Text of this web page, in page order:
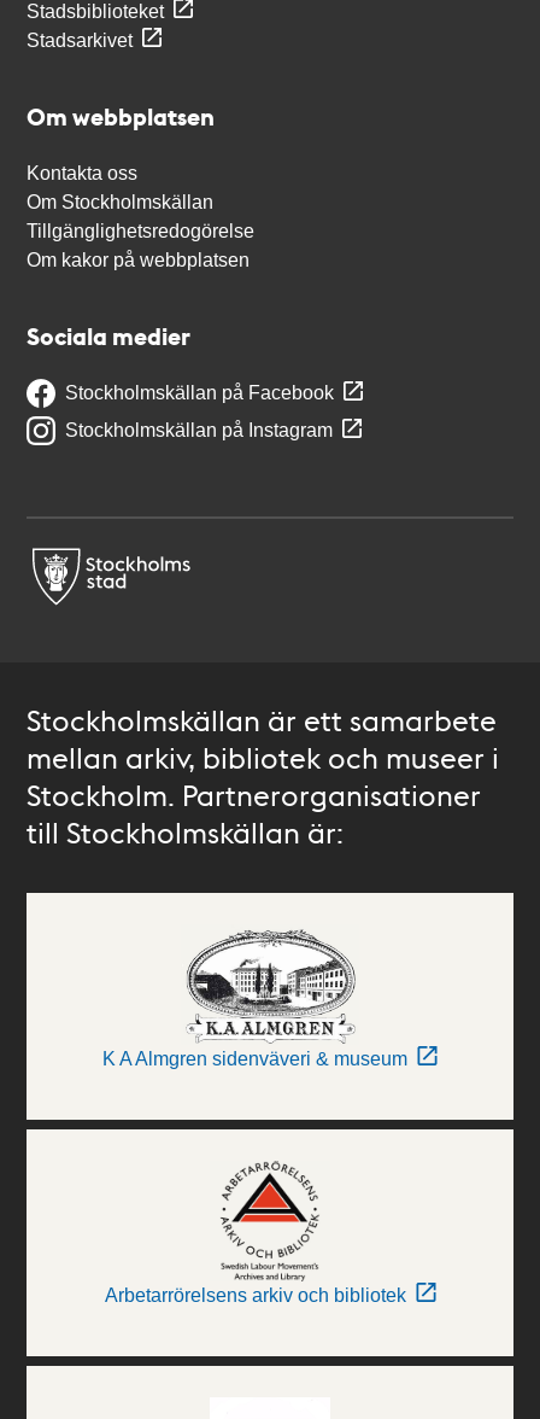
Stadsbiblioteket
Stadsarkivet
Om webbplatsen
Kontakta oss
Om Stockholmskällan
Tillgänglighetsredogörelse
Om kakor på webbplatsen
Sociala medier
Stockholmskällan på Facebook
Stockholmskällan på Instagram
Stockholmskällan är ett samarbete
mellan arkiv, bibliotek och museer i
Stockholm. Partnerorganisationer
till Stockholmskällan är:
K A Almgren sidenväveri & museum
Arbetarrörelsens arkiv och bibliotek